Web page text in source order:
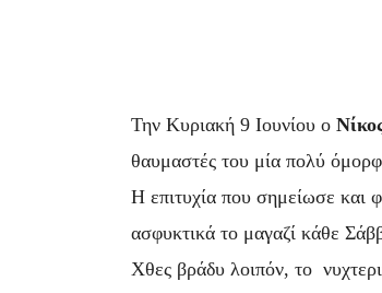
Την Κυριακή 9 Ιουνίου ο
θαυμαστές του μία πολύ
Η επιτυχία που σημείωσε και
ασφυκτικά το μαγαζί κάθε
Χθες βράδυ λοιπόν, το